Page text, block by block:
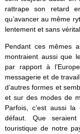
rattrape son retard
qu’avancer au même
lentement et sans
Pendant ces mêmes
montraient aussi que
par rapport à
messagerie et de
d’autres formes et
et sur des modes de
Parfois, c’est aussi
défaut. Que
touristique de notre